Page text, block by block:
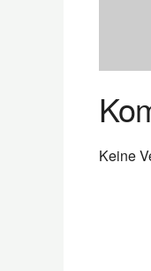
Keine